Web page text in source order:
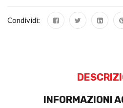
Condividi:
INFORMAZIONI